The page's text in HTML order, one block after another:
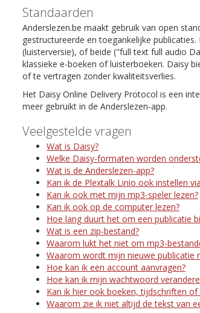
Standaarden
Anderslezen.be maakt gebruik van open
gestructureerde en toegankelijke
(luisterversie), of beide ("full text full audio
klassieke e-boeken of luisterboeken. Daisy
of te vertragen zonder kwaliteitsverlies.
Het Daisy Online Delivery Protocol is een
meer gebruikt in de Anderslezen-app.
Veelgestelde vragen
Wat is Daisy?
Welke Daisy-formaten worden
Wat is de Anderslezen-app?
Kan ik de Plextalk Linio ook instellen
Kan ik ook met mijn mp3-speler lezen?
Kan ik ook op de computer lezen?
Hoe lang duurt het om een publicatie
Wat is een zip-bestand?
Waarom lukt het niet om mp3-
Waarom wordt mijn nieuwe publicatie
Hoe kan ik een account aanvragen?
Hoe kan ik mijn wachtwoord
Kan ik hier ook boeken, tijdschriften of
Waarom zie ik niet altijd de tekst van